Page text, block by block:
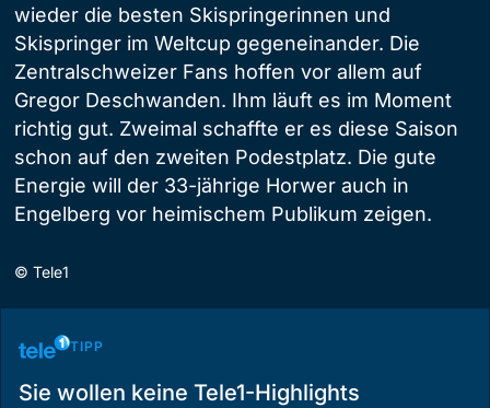
wieder die besten Skispringerinnen und
Skispringer im Weltcup gegeneinander. Die
Zentralschweizer Fans hoffen vor allem auf
Gregor Deschwanden. Ihm läuft es im Moment
richtig gut. Zweimal schaffte er es diese Saison
schon auf den zweiten Podestplatz. Die gute
Energie will der 33-jährige Horwer auch in
Engelberg vor heimischem Publikum zeigen.
© Tele1
TIPP
Sie wollen keine Tele1-Highlights